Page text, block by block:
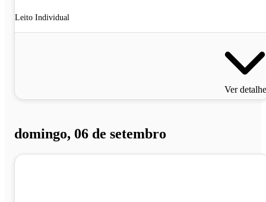
Leito Individual
Ver
domingo, 06 de setembro